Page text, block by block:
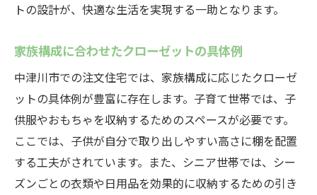
トの設計が、快適な生活を実現する一助となります。
家族構成に合わせたクローゼットの具体例
中津川市での注文住宅では、家族構成に応じたクローゼ
ットの具体例が豊富に存在します。子育て世帯では、子
供服やおもちゃを収納するためのスペースが必要です。
ここでは、子供が自分で取り出しやすい高さに棚を配置
する工夫がされています。また、シニア世帯では、シー
ズンごとの衣類や日用品を効果的に収納するための引き